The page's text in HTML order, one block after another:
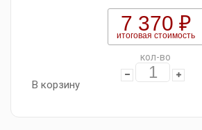
7 370 ₽
итоговая стоимость
кол-во
В корзину